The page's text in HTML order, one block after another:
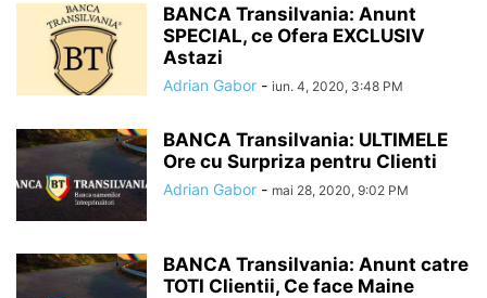
BANCA Transilvania: Anunt
SPECIAL, ce Ofera EXCLUSIV
Astazi
Adrian Gabor - iun. 4, 2020, 3:48 PM
BANCA Transilvania: ULTIMELE
Ore cu Surpriza pentru Clienti
Adrian Gabor - mai 28, 2020, 9:02 PM
BANCA Transilvania: Anunt catre
TOTI Clientii, Ce face Maine